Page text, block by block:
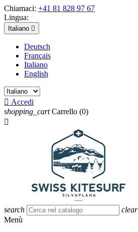
Chiamaci: +41 81 828 97 67
Lingua:
Italiano 
Deutsch
Français
Italiano
English
 Accedi
shopping_cart Carrello (0)

search
clear
Menù